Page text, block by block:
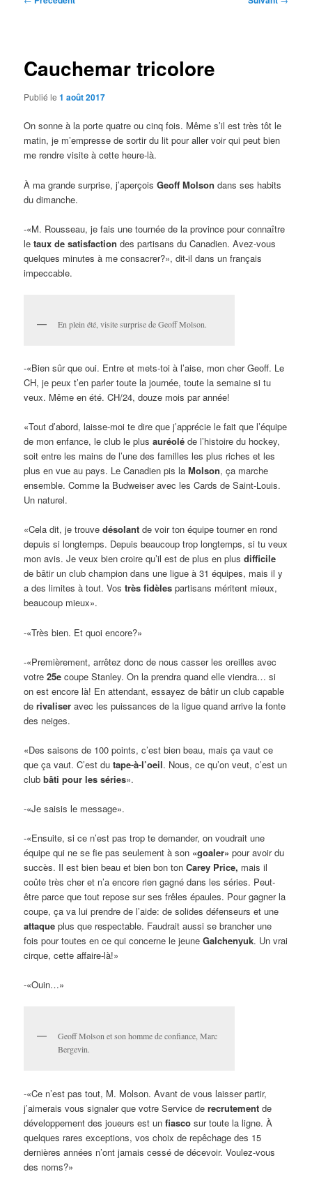
Cauchemar tricolore
Publié le1 août 2017
On sonne à la porte quatre ou cinq fois. Même s’il est très tôt le
matin, je m’empresse de sortir du lit pour aller voir qui peut bien
me rendre visite à cette heure-là.
À ma grande surprise, j’aperçoisGeoff Molson dans ses habits
du dimanche.
-«M. Rousseau, je fais une tournée de la province pour connaître
letaux de satisfaction des partisans du Canadien. Avez-vous
quelques minutes à me consacrer?», dit-il dans un français
impeccable.
En plein été, visite surprise de Geoff Molson.
-«Bien sûr que oui. Entre et mets-toi à l’aise, mon cher Geoff. Le
CH, je peux t’en parler toute la journée, toute la semaine si tu
veux. Même en été. CH/24, douze mois par année!
«Tout d’abord, laisse-moi te dire que j’apprécie le fait que l’équipe
de mon enfance, le club le plusauréolé de l’histoire du hockey,
soit entre les mains de l’une des familles les plus riches et les
plus en vue au pays. Le Canadien pis laMolson, ça marche
ensemble. Comme la Budweiser avec les Cards de Saint-Louis.
Un naturel.
«Cela dit, je trouvedésolant de voir ton équipe tourner en rond
depuis si longtemps. Depuis beaucoup trop longtemps, si tu veux
mon avis. Je veux bien croire qu’il est de plus en plusdifficile
de bâtir un club champion dans une ligue à 31 équipes, mais il y
a des limites à tout. Vostrès fidèles partisans méritent mieux,
beaucoup mieux».
-«Très bien. Et quoi encore?»
-«Premièrement, arrêtez donc de nous casser les oreilles avec
votre25e coupe Stanley. On la prendra quand elle viendra… si
on est encore là! En attendant, essayez de bâtir un club capable
derivaliser avec les puissances de la ligue quand arrive la fonte
des neiges.
«Des saisons de 100 points, c’est bien beau, mais ça vaut ce
que ça vaut. C’est dutape-à-l’oeil. Nous, ce qu’on veut, c’est un
clubbâti pour les séries».
-«Je saisis le message».
-«Ensuite, si ce n’est pas trop te demander, on voudrait une
équipe qui ne se fie pas seulement à son «goaler» pour avoir du
succès. Il est bien beau et bien bon tonCarey Price, mais il
coûte très cher et n’a encore rien gagné dans les séries. Peut-
être parce que tout repose sur ses frêles épaules. Pour gagner la
coupe, ça va lui prendre de l’aide: de solides défenseurs et une
attaque plus que respectable. Faudrait aussi se brancher une
fois pour toutes en ce qui concerne le jeuneGalchenyuk. Un vrai
cirque, cette affaire-là!»
-«Ouin…»
Geoff Molson et son homme de confiance, Marc
Bergevin.
-«Ce n’est pas tout, M. Molson. Avant de vous laisser partir,
j’aimerais vous signaler que votre Service derecrutement de
développement des joueurs est unfiascosur toute la ligne. À
quelques rares exceptions, vos choix de repêchage des 15
dernières années n’ont jamais cessé de décevoir. Voulez-vous
des noms?»